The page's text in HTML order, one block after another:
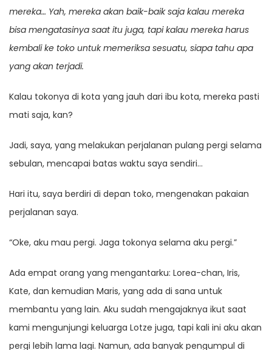
mereka… Yah, mereka akan baik-baik saja kalau mereka
bisa mengatasinya saat itu juga, tapi kalau mereka harus
kembali ke toko untuk memeriksa sesuatu, siapa tahu apa
yang akan terjadi.
Kalau tokonya di kota yang jauh dari ibu kota, mereka pasti
mati saja, kan?
Jadi, saya, yang melakukan perjalanan pulang pergi selama
sebulan, mencapai batas waktu saya sendiri…
Hari itu, saya berdiri di depan toko, mengenakan pakaian
perjalanan saya.
“Oke, aku mau pergi. Jaga tokonya selama aku pergi.”
Ada empat orang yang mengantarku: Lorea-chan, Iris,
Kate, dan kemudian Maris, yang ada di sana untuk
membantu yang lain. Aku sudah mengajaknya ikut saat
kami mengunjungi keluarga Lotze juga, tapi kali ini aku akan
pergi lebih lama lagi. Namun, ada banyak pengumpul di